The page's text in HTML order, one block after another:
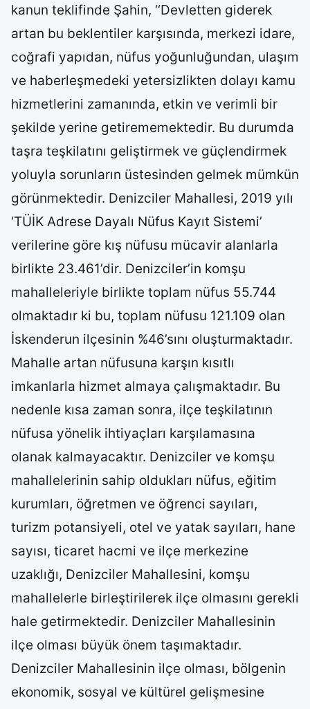
kanun teklifinde Şahin, ‘‘Devletten giderek
artan bu beklentiler karşısında, merkezi idare,
coğrafi yapıdan, nüfus yoğunluğundan, ulaşım
ve haberleşmedeki yetersizlikten dolayı kamu
hizmetlerini zamanında, etkin ve verimli bir
şekilde yerine getirememektedir. Bu durumda
taşra teşkilatını geliştirmek ve güçlendirmek
yoluyla sorunların üstesinden gelmek mümkün
görünmektedir. Denizciler Mahallesi, 2019 yılı
‘TÜİK Adrese Dayalı Nüfus Kayıt Sistemi’
verilerine göre kış nüfusu mücavir alanlarla
birlikte 23.461’dir. Denizciler’in komşu
mahalleleriyle birlikte toplam nüfus 55.744
olmaktadır ki bu, toplam nüfusu 121.109 olan
İskenderun ilçesinin %46’sını oluşturmaktadır.
Mahalle artan nüfusuna karşın kısıtlı
imkanlarla hizmet almaya çalışmaktadır. Bu
nedenle kısa zaman sonra, ilçe teşkilatının
nüfusa yönelik ihtiyaçları karşılamasına
olanak kalmayacaktır. Denizciler ve komşu
mahallelerinin sahip oldukları nüfus, eğitim
kurumları, öğretmen ve öğrenci sayıları,
turizm potansiyeli, otel ve yatak sayıları, hane
sayısı, ticaret hacmi ve ilçe merkezine
uzaklığı, Denizciler Mahallesini, komşu
mahallelerle birleştirilerek ilçe olmasını gerekli
hale getirmektedir. Denizciler Mahallesinin
ilçe olması büyük önem taşımaktadır.
Denizciler Mahallesinin ilçe olması, bölgenin
ekonomik, sosyal ve kültürel gelişmesine